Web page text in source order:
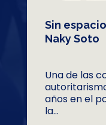
Sin
Naky Soto
Una de las
años en el
la...